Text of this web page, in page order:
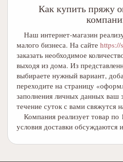
Как купить пряжу
Наш интернет-магазин
малого бизнеса. На сайте https://
заказать необходимое
выходя из дома. Из
выбираете нужный вариант,
переходите на страницу
заполнения личных данных ваш
течение суток с вами свяжутся
Компания реализует товар по
условия доставки обсуждаются